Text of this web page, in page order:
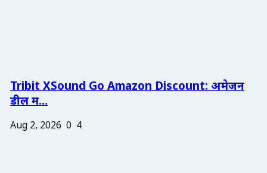
Tribit XSound Go Amazon Discount: अमेजन
डील म...
Aug 2, 2026 0 4